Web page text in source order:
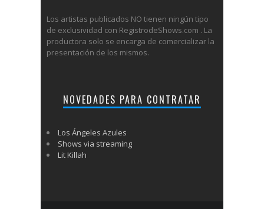
Los artistas publicados NO tienen ningún tipo
de exclusividad con RegistrodeShows.com . La
productora solo se encarga de comercializar la
presentación de los mismos.
NOVEDADES PARA CONTRATAR
Los Ángeles Azules
Shows via streaming
Lit Killah